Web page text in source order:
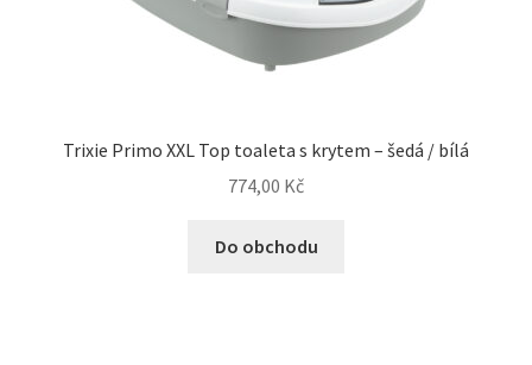
Trixie Primo XXL Top toaleta s krytem – šedá / bílá
774,00 Kč
Do obchodu